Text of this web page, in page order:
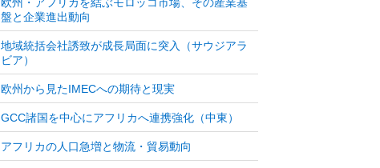
盤と企業進出動向
地域統括会社誘致が成長局面に突入（サウジアラ
ビア）
欧州から見たIMECへの期待と現実
GCC諸国を中心にアフリカへ連携強化（中東）
アフリカの人口急増と物流・貿易動向